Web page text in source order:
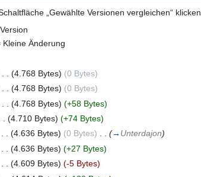
„Gewählte Versionen vergleichen“ klicken.
Änderung
(4.768 Bytes) (0 Bytes)
. . (4.768 Bytes) (0 Bytes)
(4.768 Bytes) (+58 Bytes)
(4.710 Bytes) (+74 Bytes)
. . (4.636 Bytes) (0 Bytes) . . (→ Unterdajon)
(4.636 Bytes) (+27 Bytes)
. . (4.609 Bytes) (-5 Bytes)